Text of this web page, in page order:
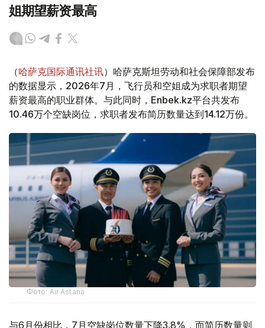
姐期望薪资最高
（哈萨克国际通讯社讯）哈萨克斯坦劳动和社会保障部发布
的数据显示，2026年7月，飞行员和空姐成为求职者期望
薪资最高的职业群体。与此同时，Enbek.kz平台共发布
10.46万个空缺岗位，求职者发布简历数量达到14.12万份。
Фото: Air Astana
与6月份相比，7月空缺岗位数量下降3.8%，而简历数量则